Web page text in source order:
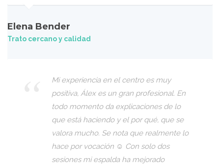
Elena Bender
Trato cercano y calidad
Mi experiencia en el centro es muy
positiva, Álex es un gran profesional. En
todo momento da explicaciones de lo
que está haciendo y el por qué, que se
valora mucho. Se nota que realmente lo
hace por vocación ☺️ Con solo dos
sesiones mi espalda ha mejorado